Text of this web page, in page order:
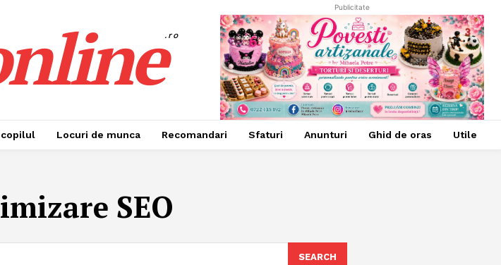
.ro
Publicitate
copilul Locuri de munca Recomandari Sfaturi Anunturi Ghid de oras Utile
SEO
SEARCH